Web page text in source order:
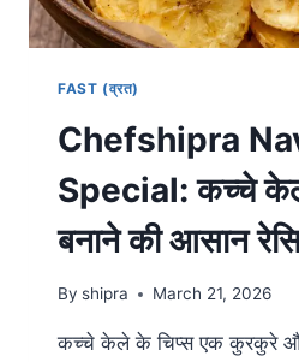
FAST (व्रत)
Chefshipra
Special: कच्चे
बनाने की आसान
By shipra March 21, 2026
कच्चे केले के चिप्स एक कुरकुरे और